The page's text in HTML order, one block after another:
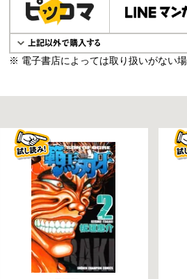
※ 電子書店によっては取り扱いがない